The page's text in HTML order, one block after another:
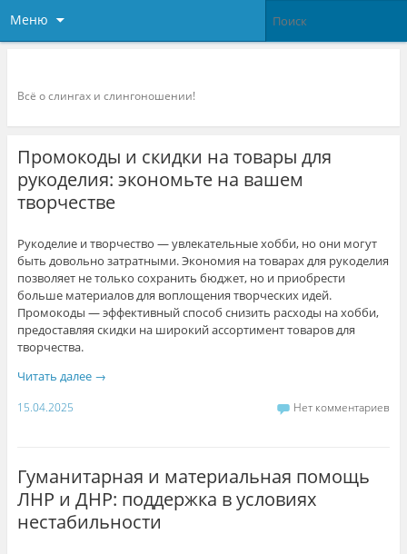
Меню
Всё о слингах и слингоношении!
Промокоды и скидки на товары для
рукоделия: экономьте на вашем
творчестве
Рукоделие и творчество — увлекательные хобби, но они могут
быть довольно затратными. Экономия на товарах для рукоделия
позволяет не только сохранить бюджет, но и приобрести
больше материалов для воплощения творческих идей.
Промокоды — эффективный способ снизить расходы на хобби,
предоставляя скидки на широкий ассортимент товаров для
творчества.
Читать далее →
15.04.2025 Нет комментариев
Гуманитарная и материальная помощь
ЛНР и ДНР: поддержка в условиях
нестабильности